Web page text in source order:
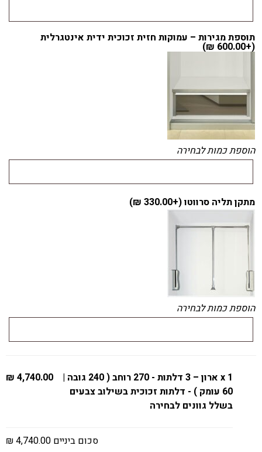
תוספת מגירות – עמוקות חזית זכוכית ידית אינטגרלית
(+
600.00
₪
)
הוספת כמות לבחירה
מתקן תליה סרווטו (+330.00
₪
)
הוספת כמות לבחירה
x 1
ארון – 3 דלתות - 270 רוחב ( 240 גובה |
60 עומק ) - דלתות זכוכית בשילוב צבעים
בשלל גוונים לבחירה
4,740.00 ₪
סכום ביניים 4,740.00 ₪